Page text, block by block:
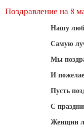
Поздравление на 8
Нашу
Самую
Мы
И
Пусть
С
Женщин